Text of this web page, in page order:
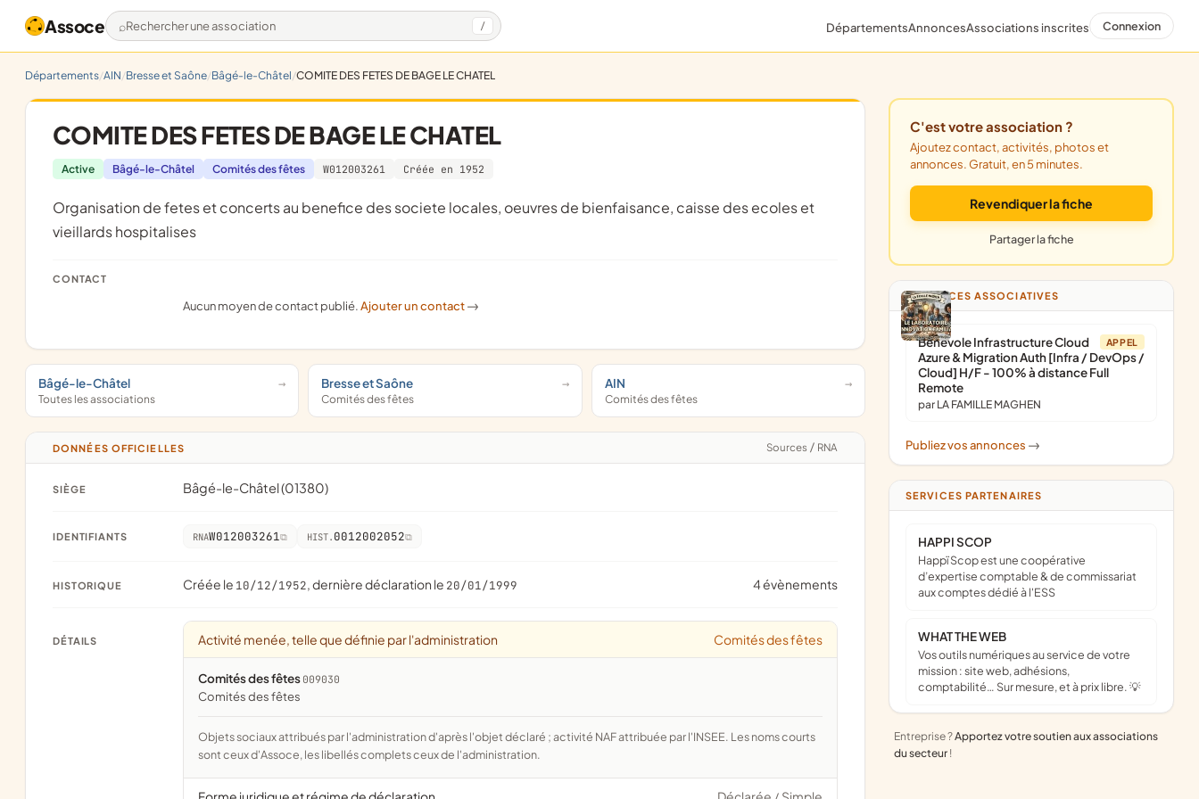
Assoce Rechercher une association / DépartementsAnnoncesAssociations inscrites Connexion
Départements AIN Bresse et Saône Bâgé-le-Châtel COMITE DES FETES DE BAGE LE CHATEL
COMITE DES FETES DE BAGE LE CHATEL
Active Bâgé-le-Châtel Comités des fêtes W012003261 Créée en 1952
organisation de fetes et concerts au benefice des societe locales, oeuvres de bienfaisance, caisse des ecoles et
vieillards hospitalises
CONTACT
Aucun moyen de contact publié.Ajouter un contact ->
Bâgé-le-Châtel
Toutes les associations
Bresse et Saône
Comités des fêtes
AIN
Comités des fêtes
DONNÉES OFFICIELLES Sources / RNA
SIÈGE Bâgé-le-Châtel (01380)
IDENTIFIANTS RNAW012003261 HIST. 0012002052
HISTORIQUE Créée le 10/12/1952, dernière déclaration le 20/01/1999 4 évènements
DÉTAILS Activité menée, telle que définie par l'administration Comités des fêtes
Comités des fêtes 009030
comités des fêtes
Objets sociaux attribués par l'administration d'après l'objet déclaré ; activité NAF attribuée par l'INSEE. Les noms courts
sont ceux d'Assoce, les libellés complets ceux de l'administration.
C'est votre association ?
Ajoutez contact, activités, photos et
annonces. Gratuit, en 5 minutes.
Revendiquer la fiche
Partager la fiche
ANNONCES ASSOCIATIVES
APPEL
Bénévole Infrastructure Cloud
Azure & Migration Auth [Infra / DevOps /
Cloud] H/F - 100% à distance Full
Remote
par LA FAMILLE MAGHEN
Publiez vos annonces ->
SERVICES PARTENAIRES
HAPPI SCOP
Happï Scop est une coopérative
d’expertise comptable & de commissariat
aux comptes dédié à l'ESS
WHAT THE WEB
Vos outils numériques au service de votre
mission : site web, adhésions,
comptabilité… Sur mesure, et à prix libre. 💡
Entreprise ?Apportez votre soutien aux associations
du secteur !